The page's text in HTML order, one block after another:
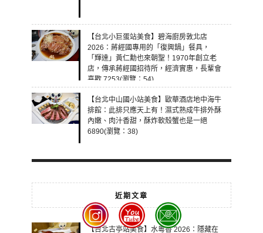
【台北小巨蛋站美食】碧海廚房敦北店
2026：蔣經國專用的「復興鍋」餐具，
「輝達」黃仁勳也來朝聖！1970年創立老
店，傳承蔣經國招待所，經濟實惠，長輩會
喜歡 7253(瀏覽：54)
【台北中山國小站美食】歐華酒店地中海牛
排館：此排只應天上有！濕式熟成牛排外酥
內嫩、肉汁香甜，酥炸軟殼蟹也是一絕
6890(瀏覽：38)
近期文章
【台北古亭站美食】水粵香 2026：隱藏在